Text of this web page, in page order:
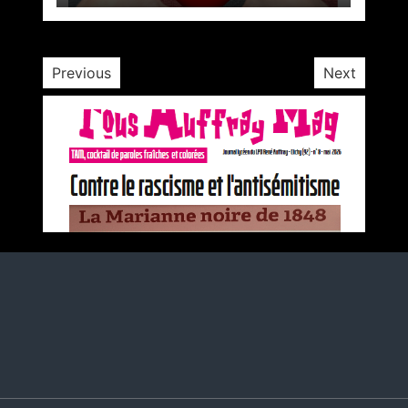
1 minute
3 ans
Previous Next